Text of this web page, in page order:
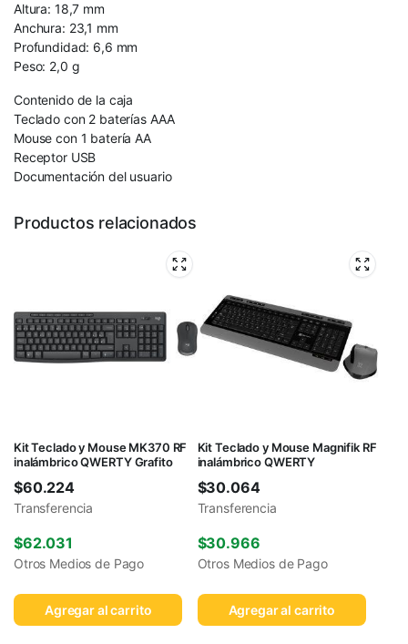
Altura: 18,7 mm
Anchura: 23,1 mm
Profundidad: 6,6 mm
Peso: 2,0 g
Contenido de la caja
Teclado con 2 baterías AAA
Mouse con 1 batería AA
Receptor USB
Documentación del usuario
Productos relacionados
Kit Teclado y Mouse MK370 RF
inalámbrico QWERTY Grafito
$60.224
Transferencia
$62.031
Otros Medios de Pago
Agregar al carrito
Kit Teclado y Mouse Magnifik RF
inalámbrico QWERTY
$30.064
Transferencia
$30.966
Otros Medios de Pago
Agregar al carrito